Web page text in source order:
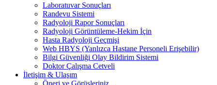
Laboratuvar Sonuçları
Randevu Sistemi
Radyoloji Rapor Sonuçları
Radyoloji Görüntüleme-Hekim İçin
Hasta Radyoloji Geçmişi
Web HBYS (Yanlızca Hastane Personeli Erişebilir)
Bilgi Güvenliği Olay Bildirim Sistemi
Doktor Çalışma Cetveli
İletişim & Ulaşım
Öneri ve Görüşleriniz